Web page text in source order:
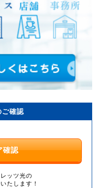
ご確認
確認
ッツ光の
たします！